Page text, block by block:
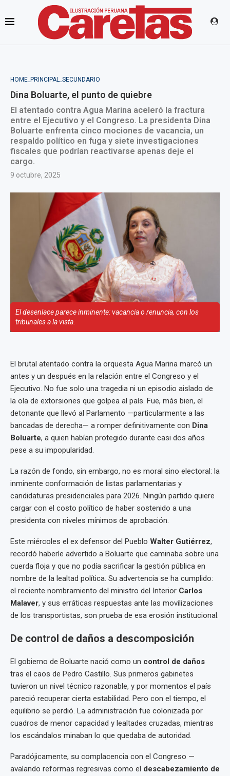
HOME_PRINCIPAL_SECUNDARIO
Dina Boluarte, el punto de quiebre
El atentado contra Agua Marina aceleró la fractura
entre el Ejecutivo y el Congreso. La presidenta Dina
Boluarte enfrenta cinco mociones de vacancia, un
respaldo político en fuga y siete investigaciones
fiscales que podrían reactivarse apenas deje el
cargo.
9 octubre, 2025
El desenlace parece inminente: vacancia o renuncia, con los
tribunales a la vista.
El brutal atentado contra la orquesta Agua Marina marcó un
antes y un después en la relación entre el Congreso y el
Ejecutivo. No fue solo una tragedia ni un episodio aislado de
la ola de extorsiones que golpea al país. Fue, más bien, el
detonante que llevó al Parlamento —particularmente a las
bancadas de derecha— a romper definitivamente con Dina
Boluarte, a quien habían protegido durante casi dos años
pese a su impopularidad.
La razón de fondo, sin embargo, no es moral sino electoral: la
inminente conformación de listas parlamentarias y
candidaturas presidenciales para 2026. Ningún partido quiere
cargar con el costo político de haber sostenido a una
presidenta con niveles mínimos de aprobación.
Este miércoles el ex defensor del Pueblo Walter Gutiérrez,
recordó haberle advertido a Boluarte que caminaba sobre una
cuerda floja y que no podía sacrificar la gestión pública en
nombre de la lealtad política. Su advertencia se ha cumplido:
el reciente nombramiento del ministro del Interior Carlos
Malaver, y sus erráticas respuestas ante las movilizaciones
de los transportistas, son prueba de esa erosión institucional.
De control de daños a descomposición
El gobierno de Boluarte nació como un control de daños
tras el caos de Pedro Castillo. Sus primeros gabinetes
tuvieron un nivel técnico razonable, y por momentos el país
pareció recuperar cierta estabilidad. Pero con el tiempo, el
equilibrio se perdió. La administración fue colonizada por
cuadros de menor capacidad y lealtades cruzadas, mientras
los escándalos minaban lo que quedaba de autoridad.
Paradójicamente, su complacencia con el Congreso —
avalando reformas regresivas como el descabezamiento de